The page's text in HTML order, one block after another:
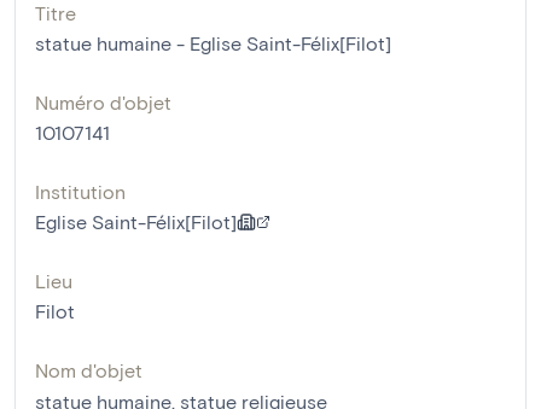
Titre
statue humaine - Eglise Saint-Félix[Filot]
Numéro d'objet
10107141
Institution
Eglise Saint-Félix[Filot]
Lieu
Filot
Nom d'objet
statue humaine, statue religieuse